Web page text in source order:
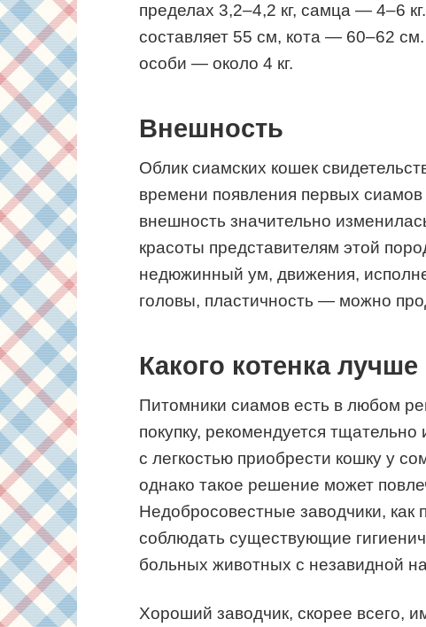
пределах 3,2–4,2 кг, самца — 4–6
составляет 55 см, кота — 60–62
особи — около 4 кг.
Внешность
Облик сиамских кошек
времени появления первых
внешность значительно
красоты представителям этой
недюжинный ум, движения,
головы, пластичность — можно
Какого котенка лучше
Питомники сиамов есть в любом
покупку, рекомендуется
с легкостью приобрести кошку у
однако такое решение может
Недобросовестные заводчики,
соблюдать существующие
больных животных с незавидной
Хороший заводчик, скорее всего,